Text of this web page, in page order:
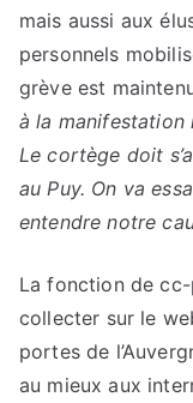
mais aussi aux
personnels
grève est
à la manifestation
Le cortège doit
au Puy. On va
entendre notre
La fonction de
collecter sur le
portes de
au mieux aux